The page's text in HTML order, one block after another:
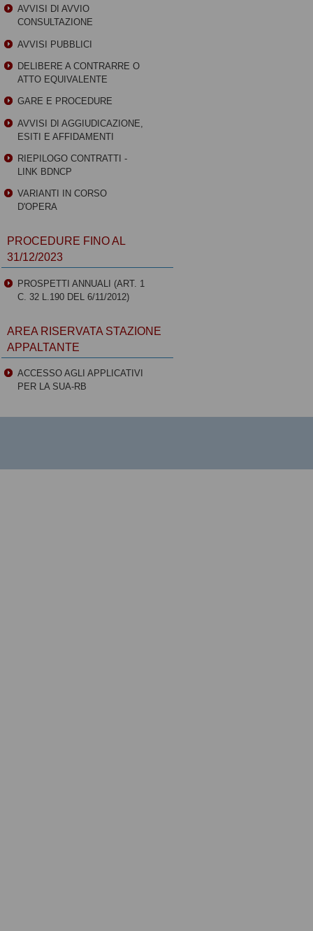
AVVISI DI AVVIO
CONSULTAZIONE
AVVISI PUBBLICI
DELIBERE A CONTRARRE O
ATTO EQUIVALENTE
GARE E PROCEDURE
AVVISI DI AGGIUDICAZIONE,
ESITI E AFFIDAMENTI
RIEPILOGO CONTRATTI -
LINK BDNCP
VARIANTI IN CORSO
D'OPERA
PROCEDURE FINO AL
31/12/2023
PROSPETTI ANNUALI (ART. 1
C. 32 L.190 DEL 6/11/2012)
AREA RISERVATA STAZIONE
APPALTANTE
ACCESSO AGLI APPLICATIVI
PER LA SUA-RB